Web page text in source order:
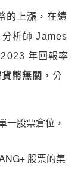
的上漲，在績
析師 James
2023 年回報率
幣無關 ，分
一股票倉位，
股票的集